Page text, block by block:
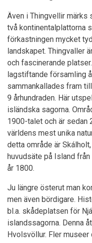
Även i Thingvellir märks
två kontinentalplattorna
förkastningen mycket
landskapet. Thingvaller
och fascinerande
lagstiftande församling
sammankallades fram
9 århundraden. Här
isländska sagorna.
1900-talet och är sedan
världens mest unika
detta område är
huvudsäte på Island
år 1800.
Ju längre österut man
men även bördigare.
bl.a. skådeplatsen för
islandssagorna. Denna
Hvolsvöllur. Fler